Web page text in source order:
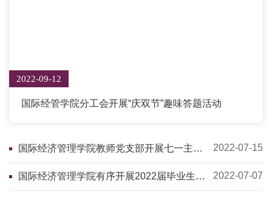
2022-09-12
国际经管学院分工会开展“庆双节”趣味答题活动
国际经济管理学院教师党支部开展七一主题
党日活动
2022-07-15
国际经济管理学院有序开展2022届毕业生返
校离校活动
2022-07-07